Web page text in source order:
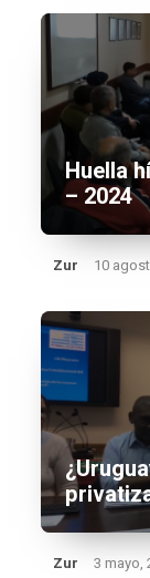
Huella
– 2024
Zur 10
Zur 3 mayo,